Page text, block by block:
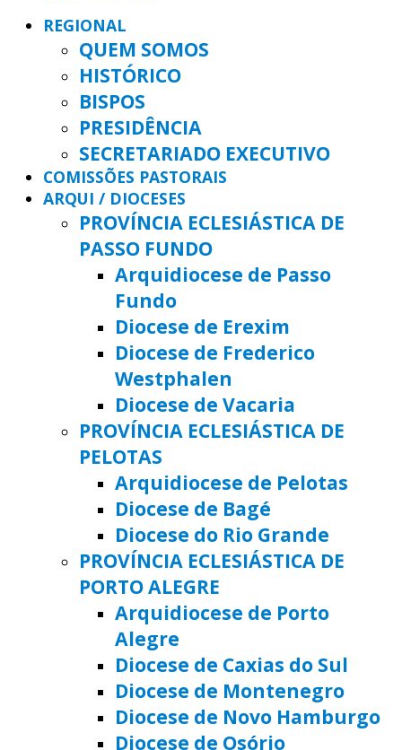
REGIONAL
QUEM SOMOS
HISTÓRICO
BISPOS
PRESIDÊNCIA
SECRETARIADO EXECUTIVO
COMISSÕES PASTORAIS
ARQUI / DIOCESES
PROVÍNCIA ECLESIÁSTICA DE
PASSO FUNDO
Arquidiocese de Passo
Fundo
Diocese de Erexim
Diocese de Frederico
Westphalen
Diocese de Vacaria
PROVÍNCIA ECLESIÁSTICA DE
PELOTAS
Arquidiocese de Pelotas
Diocese de Bagé
Diocese do Rio Grande
PROVÍNCIA ECLESIÁSTICA DE
PORTO ALEGRE
Arquidiocese de Porto
Alegre
Diocese de Caxias do Sul
Diocese de Montenegro
Diocese de Novo Hamburgo
Diocese de Osório